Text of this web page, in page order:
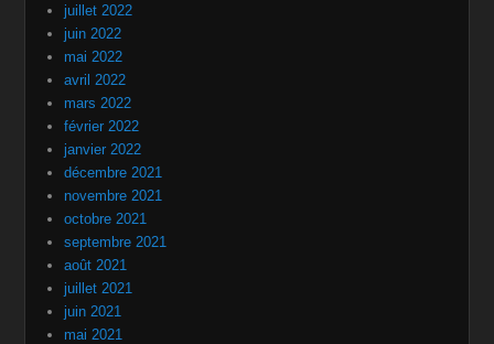
juillet 2022
juin 2022
mai 2022
avril 2022
mars 2022
février 2022
janvier 2022
décembre 2021
novembre 2021
octobre 2021
septembre 2021
août 2021
juillet 2021
juin 2021
mai 2021